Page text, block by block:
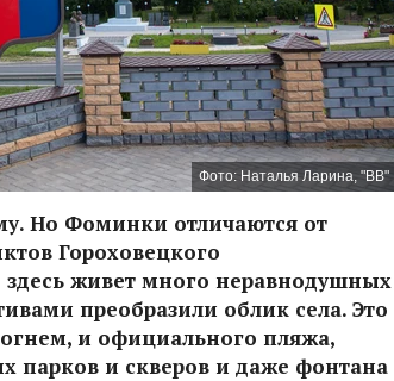
Фото: Наталья Ларина, "ВВ"
Но Фоминки отличаются от
Гороховецкого
живет много неравнодушных
преобразили облик села. Это
и официального пляжа,
парков и скверов и даже фонтана